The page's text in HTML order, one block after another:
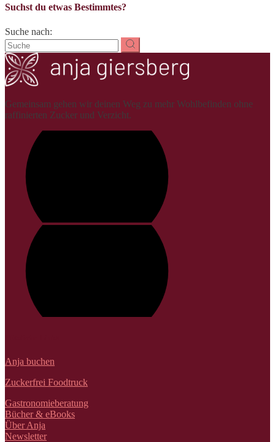
Suchst du etwas Bestimmtes?
Suche nach:
Gemeinsam gehen wir deinen Weg zu mehr Wohlbefinden ohne
raffinierten Zucker und Verzicht.
Anja buchen
Zuckerfrei Foodtruck
Gastronomieberatung
Bücher & eBooks
Über Anja
Newsletter